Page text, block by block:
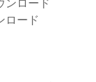
ンロード
ロード